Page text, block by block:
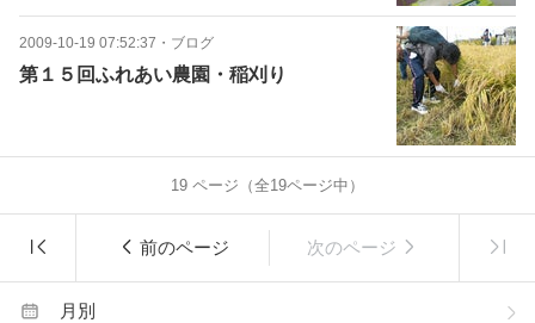
2009-10-19 07:52:37 ・ ブログ
第１５回ふれあい農園・稲刈り
19 ページ（全19ページ中）
前のページ 次のページ
月別